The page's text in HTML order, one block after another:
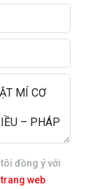
đồng ý với
web